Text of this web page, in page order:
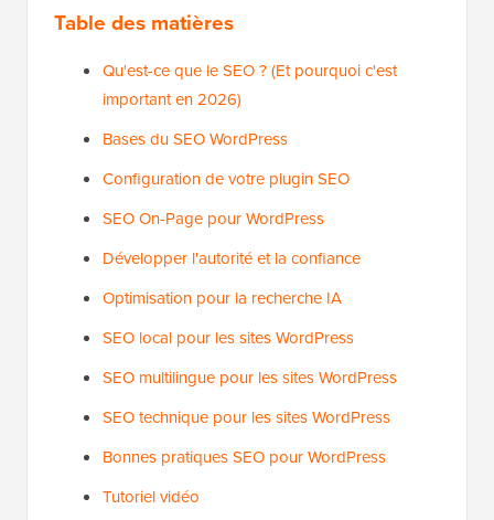
Table des matières
Qu'est-ce que le SEO ? (Et pourquoi c'est
important en 2026)
Bases du SEO WordPress
Configuration de votre plugin SEO
SEO On-Page pour WordPress
Développer l'autorité et la confiance
Optimisation pour la recherche IA
SEO local pour les sites WordPress
SEO multilingue pour les sites WordPress
SEO technique pour les sites WordPress
Bonnes pratiques SEO pour WordPress
Tutoriel vidéo